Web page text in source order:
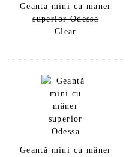
Geanta mini cu maner
superior Odessa
Clear
Geantă mini cu mâner